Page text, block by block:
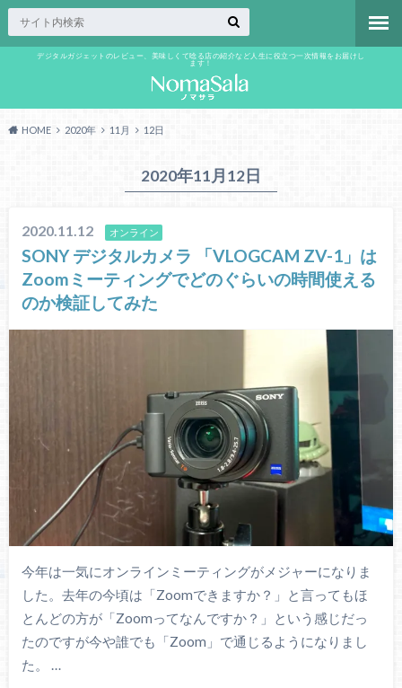
デジタルガジェットのレビュー、美味しくて唸る店の紹介など人生に役立つ一次情報をお届けし
ます！
HOME 2020年 11月 12日
2020年11月12日
2020.11.12 オンライン
SONY デジタルカメラ 「VLOGCAM ZV-1」は
Zoomミーティングでどのぐらいの時間使える
のか検証してみた
今年は一気にオンラインミーティングがメジャーになりま
した。去年の今頃は「Zoomできますか？」と言ってもほ
とんどの方が「Zoomってなんですか？」という感じだっ
たのですが今や誰でも「Zoom」で通じるようになりまし
た。 …